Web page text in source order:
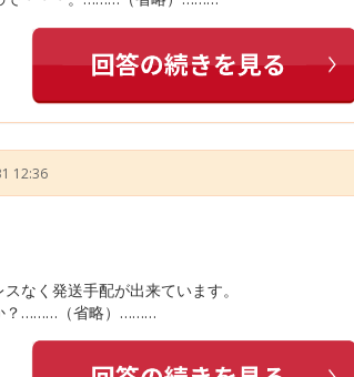
12:36
なく発送手配が出来ています。
？………（省略）………